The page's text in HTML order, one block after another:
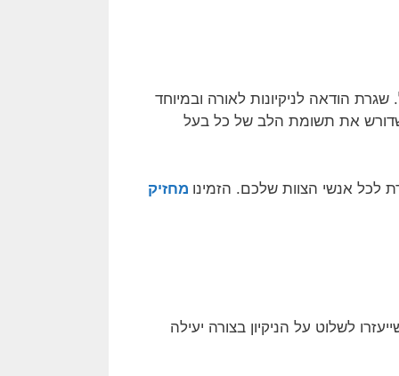
הודאה לניקיונות לאורה ובמיוחד
את תשומת הלב של כל בעל
לכל אנשי הצוות שלכם. הזמינו מחזיק
לשלוט על הניקיון בצורה יעילה